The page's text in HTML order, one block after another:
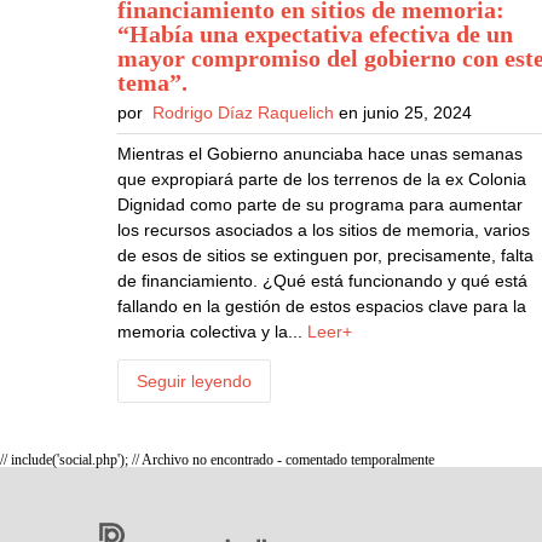
financiamiento en sitios de memoria:
“Había una expectativa efectiva de un
mayor compromiso del gobierno con
tema”.
por Rodrigo Díaz Raquelich en junio 25, 2024
Mientras el Gobierno anunciaba hace unas semanas
que expropiará parte de los terrenos de la ex Colonia
Dignidad como parte de su programa para aumentar
los recursos asociados a los sitios de memoria, varios
de esos de sitios se extinguen por, precisamente, falta
de financiamiento. ¿Qué está funcionando y qué está
fallando en la gestión de estos espacios clave para la
memoria colectiva y la... Leer+
Seguir leyendo
// include('social.php'); // Archivo no encontrado - comentado temporalmente